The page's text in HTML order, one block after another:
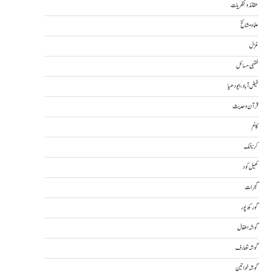
عقائد و نظریات
علما و مشائخ
غزل
فقہی مسائل
فیض آباد، ایودھیا
قرآن و حدیث
کالم
کرناٹک
کھیل کود
گجرات
گورکھ پور
گوشہ اطفال
گوشہ تعارف
گوشہ خواتین